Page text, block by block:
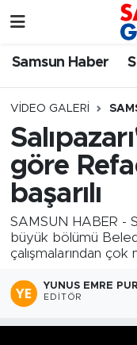
Samsun Haber
VIDEO GALERI
göre
başarılı
SAMSUN HABER -
büyük bölümü
çalışmalarından çok
YUNUS EMRE
EDITÖR
Samsun
Samsunspor
Samsun
Resmi İlanlar
Samsun
Samsun Hava
SAMSUN
Samsun
Süper Lig
Tüm
Son Dakika